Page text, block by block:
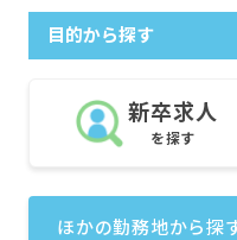
目的から探す
新卒求人
を探す
ほかの勤務地から探